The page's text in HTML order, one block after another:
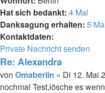
Hat sich bedankt: 4 Mal
Danksagung erhalten: 5
Kontaktdaten:
Kontaktdaten
von
Omaberlin
Private Nachricht senden
Re: Alexandra
Melden
Zitieren
Beitrag
von Omaberlin » Di 12. Mai
nochmal Test,lösche es